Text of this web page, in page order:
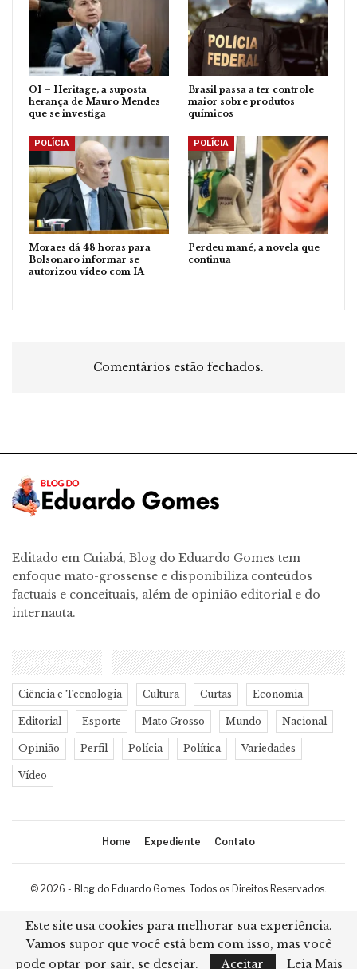
OI – Heritage, a suposta
herança de Mauro Mendes
que se investiga
Brasil passa a ter controle
maior sobre produtos
químicos
POLÍCIA
Moraes dá 48 horas para
Bolsonaro informar se
autorizou vídeo com IA
POLÍCIA
Perdeu mané, a novela que
continua
Comentários estão fechados.
Editado em Cuiabá, Blog do Eduardo Gomes tem
enfoque mato-grossense e disponibiliza conteúdos
factuais e conceituais, além de opinião editorial e do
internauta.
CATEGORIAS
Ciência e Tecnologia Cultura Curtas Economia
Editorial Esporte Mato Grosso Mundo Nacional
Opinião Perfil Polícia Política Variedades
Vídeo
Home Expediente Contato
© 2026 - Blog do Eduardo Gomes. Todos os Direitos Reservados.
Desenvolvimento:Ricard Cristian
Este site usa cookies para melhorar sua experiência.
Vamos supor que você está bem com isso, mas você
pode optar por sair, se desejar.
Aceitar Leia Mais